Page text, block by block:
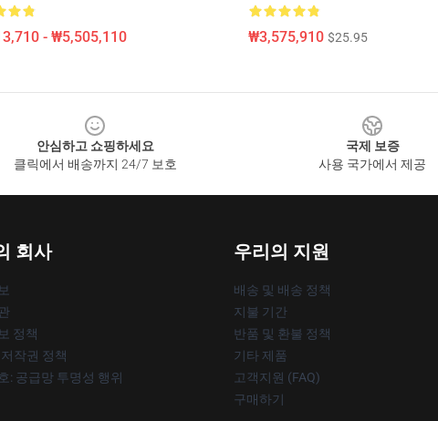
- ₩5,505,110 ₩3,575,910 $25.95
안심하고 쇼핑하세요
클릭에서 배송까지 24/7 보호
국제 보증
사용 국가에서 제공
회사
정책
작권 정책
: 공급망 투명성 행위
우리의 지원
배송 및 배송 정책
지불 기간
반품 및 환불 정책
기타 제품
고객지원 (FAQ)
구매하기